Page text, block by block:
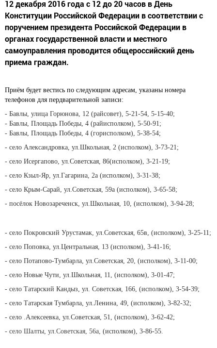
12 декабря 2016 года с 12 до 20 часов в День
Конституции Российской Федерации в соответствии с
поручением президента Российской Федерации в
органах государственной власти и местного
самоуправления проводится общероссийский день
приема граждан.
Приём будет вестись по следующим адресам, указаны номера
телефонов для пердварительной записи:
- Бавлы, улица Горюнова, 12 (райсовет), 5-21-54, 5-15-40;
- Бавлы, Площадь Победы, 4 (райисполком), 5-50-91;
- Бавлы, Площадь Победы, 4 (горисполком), 5-38-54;
- село Александровка, ул.Школьная, 2 (исполком), 3-73-21;
- село Исергапово, ул.Советская, 86(исполком), 3-21-19;
- село Кзыл-Яр, ул.Гагарина, 2а (исполком), 3-31-38;
- село Крым-Сарай, ул.Советская, 59а (исполком), 3-65-58;
- посёлок Новозареченск, ул.Школьная, 10, (исполком), 3-94-28;
- село Покровский Урустамак, ул.Советская, 65в, (исполком), 3-25-11;
- село Поповка, ул.Центральная, 13 (исполком), 3-41-16;
- село Потапово-Тумбарла, ул.Советская, 20, (исполком), 3-11-00;
- село Новые Чути, ул.Школьная, 11, (исполком), 3-01-47;
- село Татарский Кандыз, ул. Советская, 166, (исполком), 3-54-39;
- село Татарская Тумбарла, ул.Ленина, 49, (исполком), 3-82-32;
- село .Алексеевка, ул.Советская, 51, (исполком), 3-62-42;
- село Шалты, ул.Советская, 56а, (исполком), 3-86-55.